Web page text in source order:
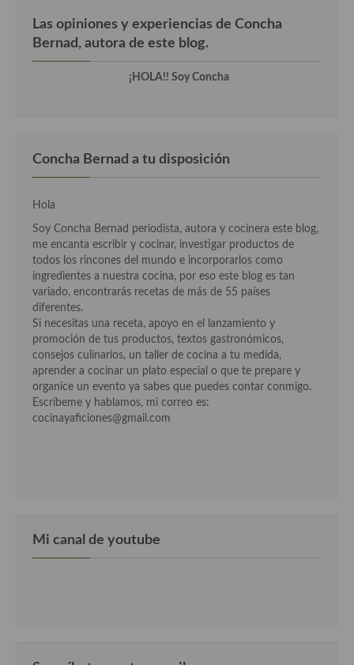
Cocina Aragonesa
Cocina Asturiana
Cocina Castilla – La Mancha
Cocina Catalana
Cocina Extremeña
Cocina Gallega
Cocina Madrileña
Cocina Murciana
Cocina Navarra
Cocina Riojana
Cocina Austriaca
Las opiniones y experiencias de Concha
Bernad, autora de este blog.
¡HOLA!! Soy Concha
Concha Bernad a tu disposición
Hola
Soy Concha Bernad periodista, autora y cocinera este blog,
me encanta escribir y cocinar, investigar productos de
todos los rincones del mundo e incorporarlos como
ingredientes a nuestra cocina, por eso este blog es tan
variado, encontrarás recetas de más de 55 países
diferentes.
Si necesitas una receta, apoyo en el lanzamiento y
promoción de tus productos, textos gastronómicos,
consejos culinarios, un taller de cocina a tu medida,
aprender a cocinar un plato especial o que te prepare y
organice un evento ya sabes que puedes contar conmigo.
Escríbeme y hablamos, mi correo es:
cocinayaficiones@gmail.com
Mi canal de youtube